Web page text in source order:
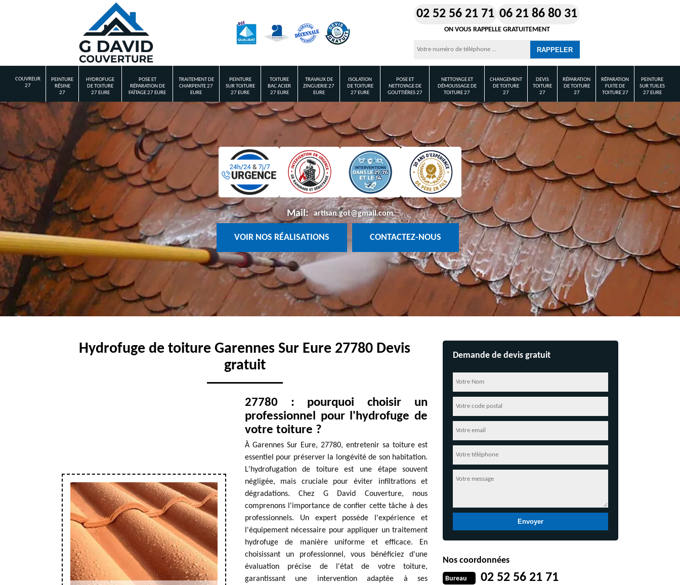
02 52 56 21 71 06 21 86 80 31
ON VOUS RAPPELLE GRATUITEMENT
COUVREUR
27
PEINTURE
RÉSINE
27
HYDROFUGE
DE TOITURE
27 EURE
POSE ET
RÉPARATION DE
FAÎTAGE 27 EURE
TRAITEMENT DE
CHARPENTE 27
EURE
PEINTURE
SUR TOITURE
27 EURE
TOITURE
BAC ACIER
27 EURE
TRAVAUX DE
ZINGUERIE 27
EURE
ISOLATION
DE TOITURE
27 EURE
POSE ET
NETTOYAGE DE
GOUTTIÈRES 27
NETTOYAGE ET
DÉMOUSSAGE DE
TOITURE 27
CHANGEMENT
DE TOITURE
27
DEVIS
TOITURE
27
RÉPARATION
DE TOITURE
27
RÉPARATION
FUITE DE
TOITURE 27
PEINTURE
SUR TUILES
27 EURE
Mail: artisan.got@gmail.com
VOIR NOS RÉALISATIONS CONTACTEZ-NOUS
Hydrofuge de toiture Garennes Sur Eure 27780 Devis
gratuit
27780 : pourquoi choisir un
professionnel pour l'hydrofuge de
votre toiture ?
À Garennes Sur Eure, 27780, entretenir sa toiture est
essentiel pour préserver la longévité de son habitation.
L'hydrofugation de toiture est une étape souvent
négligée, mais cruciale pour éviter infiltrations et
dégradations. Chez G David Couverture, nous
comprenons l'importance de confier cette tâche à des
professionnels. Un expert possède l'expérience et
l'équipement nécessaire pour appliquer un traitement
hydrofuge de manière uniforme et efficace. En
choisissant un professionnel, vous bénéficiez d'une
évaluation précise de l'état de votre toiture,
garantissant une intervention adaptée à ses
Demande de devis gratuit
Nos coordonnées
Bureau 02 52 56 21 71